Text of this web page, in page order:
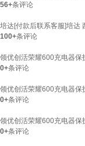
56+条评论
培达[付款后联系客服]培达
100+条评论
领优创活荣耀600充电器保
0+条评论
领优创活荣耀600充电器
0+条评论
领优创活荣耀600充电器保
0+条评论